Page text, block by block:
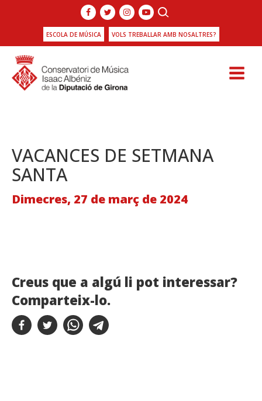
ESCOLA DE MÚSICA VOLS TREBALLAR AMB NOSALTRES?
VACANCES DE SETMANA
SANTA
Dimecres, 27 de març de 2024
Creus que a algú li pot interessar?
Comparteix-lo.